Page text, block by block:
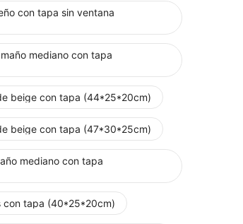
con tapa sin ventana
mediano con tapa
beige con tapa (44*25*20cm)
beige con tapa (47*30*25cm)
mediano con tapa
con tapa (40*25*20cm)